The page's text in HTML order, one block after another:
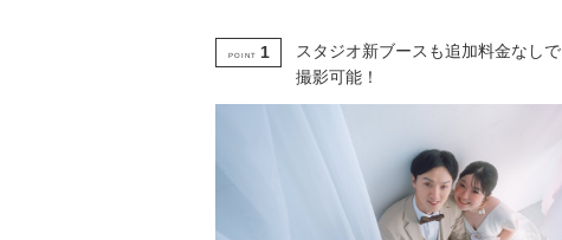
POINT 1
スタジオ新ブースも追加料金なしで
撮影可能！